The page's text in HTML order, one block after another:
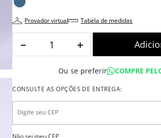
provador virtual tabela de medidas
＋
－
Ou se preferir COMPRE